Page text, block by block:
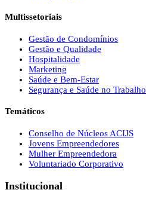
Multissetoriais
Gestão de Condomínios
Gestão e Qualidade
Hospitalidade
Marketing
Saúde e Bem-Estar
Segurança e Saúde no Trabalho
Temáticos
Conselho de Núcleos ACIJS
Jovens Empreendedores
Mulher Empreendedora
Voluntariado Corporativo
Institucional